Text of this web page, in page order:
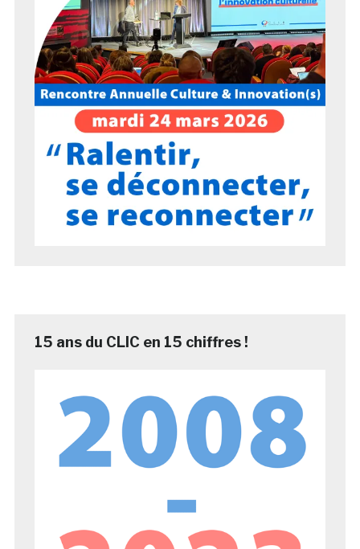
15 ans du CLIC en 15 chiffres !